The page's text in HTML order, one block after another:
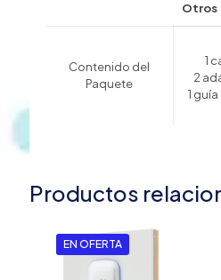
Otros
Contenido del
Paquete
1
2
1
Productos
EN OFERTA